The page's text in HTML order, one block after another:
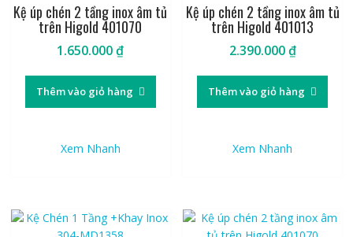
Kệ úp chén 2 tầng inox âm tủ
trên Higold 401070
1.650.000₫
Thêm vào giỏ hàng
Xem Nhanh
Kệ úp chén 2 tầng inox âm tủ
trên Higold 401013
2.390.000₫
Thêm vào giỏ hàng
Xem Nhanh